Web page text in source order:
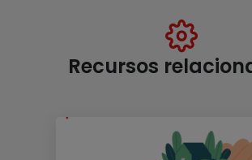
Recursos